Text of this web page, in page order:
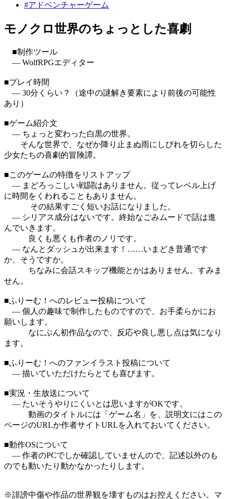
#アドベンチャーゲーム
モノクロ世界のちょっとした喜劇
■制作ツール
― WolfRPGエディター
■プレイ時間
― 30分くらい？（途中の謎解き要素により前後の可能性
あり）
■ゲーム紹介文
― ちょっと変わった白黒の世界。
そんな世界で、なぜか降り止まぬ雨にしびれを切らした
少女たちの喜劇的冒険譚。
■このゲームの特徴をリストアップ
― まどろっこしい戦闘はありません。従ってレベル上げ
に時間をくわれることもありません。
その結果すごく短いお話になりました。
― シリアス成分はないです。終始なごみムードで話は進
んでいきます。
良くも悪くも作者のノリです。
― なんとダッシュが出来ます！……いまどき普通です
か、そうですか。
ちなみに会話スキップ機能とかはありません。すみま
せん。
■ふりーむ！へのレビュー投稿について
― 個人の趣味で制作したものですので、お手柔らかにお
願いします。
なにぶん初作品なので、反応や良し悪し点は気になり
ます。
■ふりーむ！へのファンイラスト投稿について
― 描いていただけたらとても喜びます。
■実況・生放送について
― たいそうやりにくいとは思いますがOKです。
動画のタイトルには「ゲーム名」を、説明文にはこの
ページのURLか作者サイトURLを入れておいてください。
■動作OSについて
― 作者のPCでしか確認していませんので、記述以外のも
のでも動いたり動かなかったりします。
※誹謗中傷や作品の世界観を壊すものはお控えください。マ